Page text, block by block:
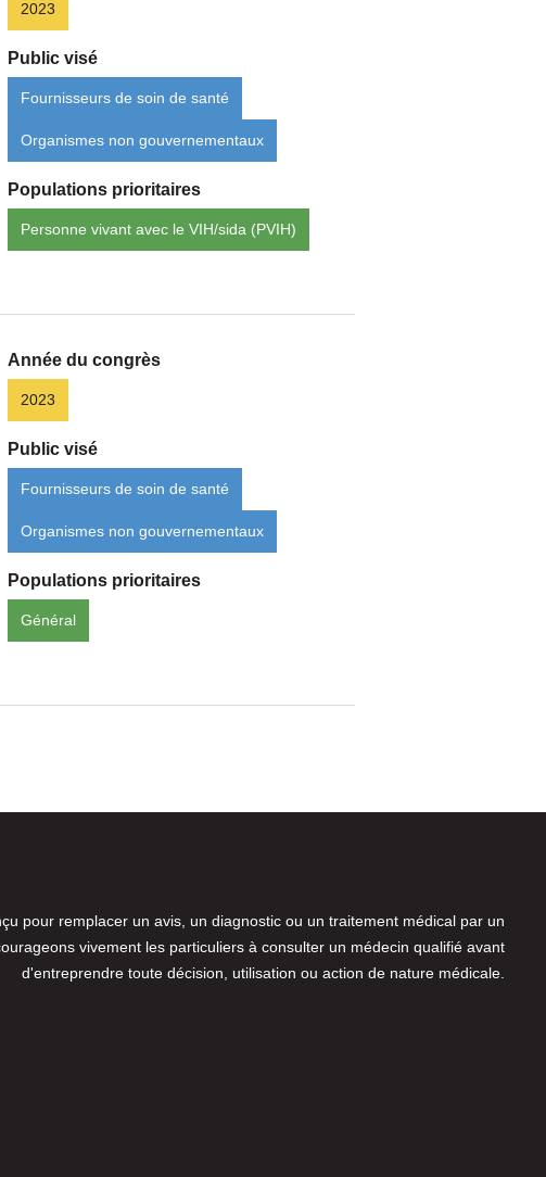
2023
Public visé
Fournisseurs de soin de santé
Organismes non gouvernementaux
Populations prioritaires
Personne vivant avec le VIH/sida (PVIH)
Année du congrès
2023
Public visé
Fournisseurs de soin de santé
Organismes non gouvernementaux
Populations prioritaires
Général
pour remplacer un avis, un diagnostic ou un traitement médical par un
vivement les particuliers à consulter un médecin qualifié avant
d'entreprendre toute décision, utilisation ou action de nature médicale.